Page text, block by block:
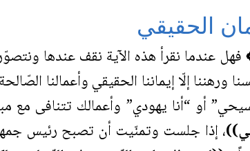
الحقيقي
فهل عندما نقرأ هذه الآية نقف عندها
ورهننا إلّا إيماننا الحقيقي وأعمالنا
أو “أنا يهودي” وأعمالك تتنافى
، إذا جلست وتمنّيت أن تصبح رئيس